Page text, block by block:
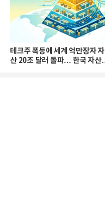
테크주 폭등에 세계 억만장자 자
산 20조 달러 돌파… 한국 자산